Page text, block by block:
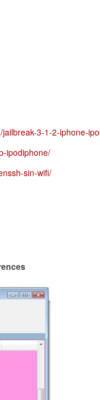
3-1-2-iphone-
ipodiphone/
sin-wifi/